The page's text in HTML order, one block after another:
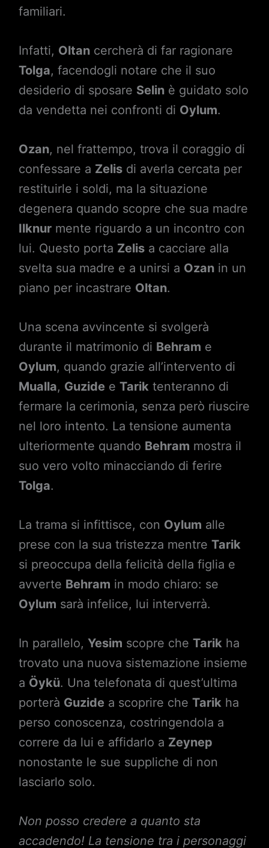
familiari.
Infatti, Oltancercherà di far ragionare
Tolga, facendogli notare che il suo
desiderio di sposare Selinè guidato solo
da vendetta nei confronti di Oylum.
Ozan, nel frattempo, trova il coraggio di
confessare a Zelisdi averla cercata per
restituirle i soldi, ma la situazione
degenera quando scopre che sua madre
Ilknurmente riguardo a un incontro con
lui. Questo porta Zelisa cacciare alla
svelta sua madre e a unirsi a Ozanin un
piano per incastrare Oltan.
Una scena avvincente si svolgerà
durante il matrimonio di Behram e
Oylum, quando grazie all’intervento di
Mualla, Guzide e Tariktenteranno di
fermare la cerimonia, senza però riuscire
nel loro intento. La tensione aumenta
ulteriormente quando Behram mostra il
suo vero volto minacciando di ferire
Tolga.
La trama si infittisce, con Oylum alle
prese con la sua tristezza mentre Tarik
si preoccupa della felicità della figlia e
avverte Behram in modo chiaro: se
Oylum sarà infelice, lui interverrà.
In parallelo, Yesim scopre che Tarikha
trovato una nuova sistemazione insieme
a Öykü. Una telefonata di quest’ultima
porterà Guzide a scoprire che Tarikha
perso conoscenza, costringendola a
correre da lui e affidarlo a Zeynep
nonostante le sue suppliche di non
lasciarlo solo.
Non posso credere a quanto sta
accadendo! La tensione tra i personaggi